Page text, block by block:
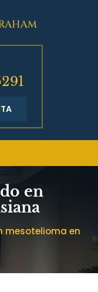
en
mesotelioma en